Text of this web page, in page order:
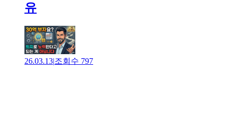
유
26.03.13|조회수 797